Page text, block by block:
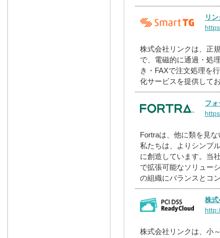
リ
株式会社リンクは、正
で、電磁的に通過・処
き・FAXで注文処理を
化サービスを提供して
フ
Fortraは、他に類を見
私たちは、よりシンプ
に創造しています。当
で拡張可能なソリュー
の組織にバランスとコ
株式
株式会社リンクは、小